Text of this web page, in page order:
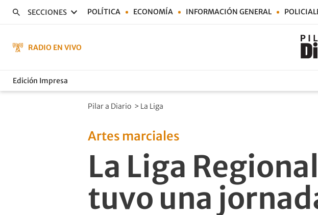
SECCIONES POLÍTICA ECONOMÍA INFORMACIÓN GENERAL
RADIO EN VIVO
Edición Impresa
Pilar a Diario > La Liga
Artes marciales
La Liga
tuvo una